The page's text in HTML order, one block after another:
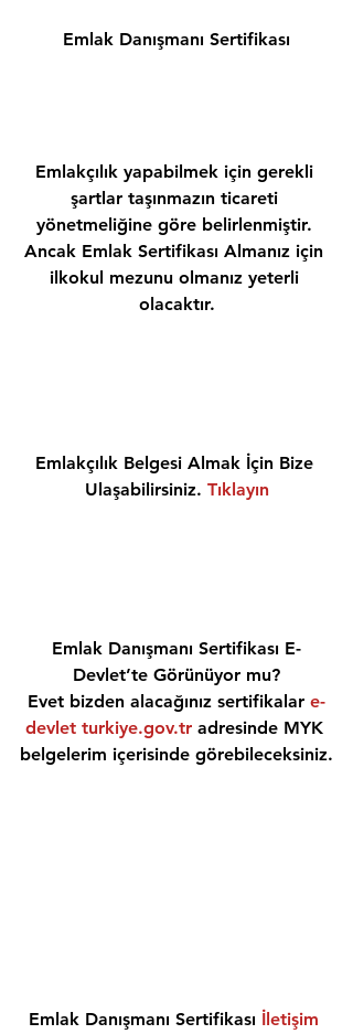
Emlak Danışmanı Sertifikası
Emlakçılık yapabilmek için gerekli
şartlar taşınmazın ticareti
yönetmeliğine göre belirlenmiştir.
Ancak Emlak Sertifikası Almanız için
ilkokul mezunu olmanız yeterli
olacaktır.
Emlakçılık Belgesi Almak İçin Bize
Ulaşabilirsiniz. Tıklayın
Emlak Danışmanı Sertifikası E-
Devlet’te Görünüyor mu?
Evet bizden alacağınız sertifikalar e-
devlet turkiye.gov.tr adresinde MYK
belgelerim içerisinde görebileceksiniz.
Emlak Danışmanı Sertifikası İletişim